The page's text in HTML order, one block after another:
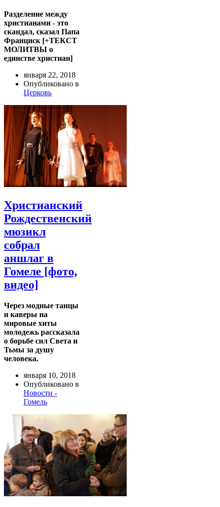
Разделение между
христианами - это
скандал, сказал Папа
Франциск [+ТЕКСТ
МОЛИТВЫ о
единстве христиан]
января 22, 2018
Опубликовано в
Церковь
Христианский
Рождественский
мюзикл
собрал
аншлаг в
Гомеле [фото,
видео]
Через модные танцы
и каверы на
мировые хиты
молодежь рассказала
о борьбе сил Света и
Тьмы за душу
человека.
января 10, 2018
Опубликовано в
Новости -
Гомель